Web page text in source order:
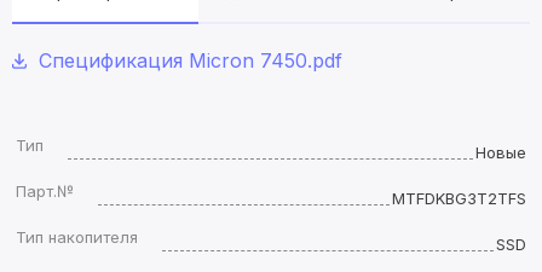
Спецификация Micron 7450.pdf
Тип
Новые
Парт.№
MTFDKBG3T2TFS
Тип накопителя
SSD